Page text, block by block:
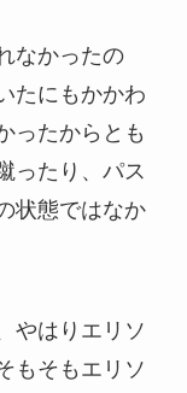
なかったの
たにもかかわ
ったからとも
ったり、パス
状態ではなか
やはりエリソ
もそもエリソ